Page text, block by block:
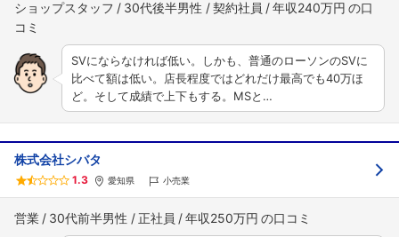
ショップスタッフ 30代後半男性 契約社員 年収240万円
SVにならなければ低い。しかも、普通のローソンのSVに
比べて額は低い。店長程度ではどれだけ最高でも40万ほ
ど。そして成績で上下もする。MSと…
株式会社シバタ
1.3 愛知県 小売業
営業 30代前半男性 正社員 年収250万円